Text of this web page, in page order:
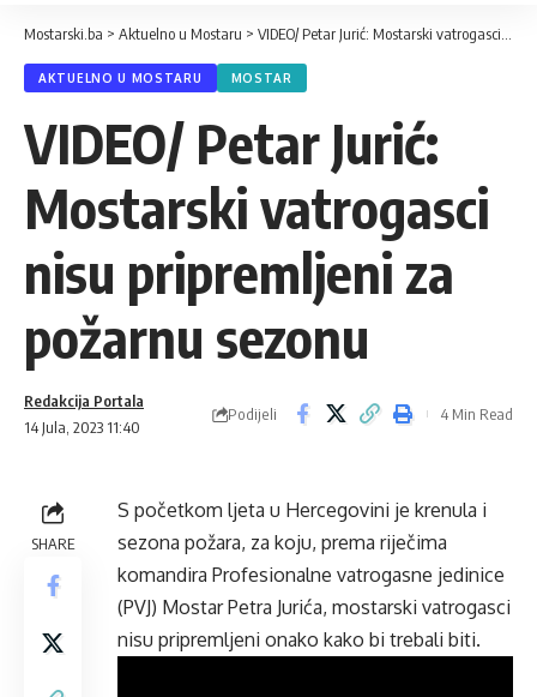
Mostarski.ba > Aktuelno u Mostaru > VIDEO/ Petar Jurić: Mostarski vatrogasci nisu pripremljeni za požarnu sezonu
AKTUELNO U MOSTARU MOSTAR
VIDEO/ Petar Jurić:
Mostarski vatrogasci
nisu pripremljeni za
požarnu sezonu
14 Jula, 2023 11:40
Redakcija Portala
Podijeli 4 Min Read
SHARE
S početkom ljeta u Hercegovini je krenula i
sezona požara, za koju, prema riječima
komandira Profesionalne vatrogasne jedinice
(PVJ) Mostar Petra Jurića, mostarski vatrogasci
nisu pripremljeni onako kako bi trebali biti.